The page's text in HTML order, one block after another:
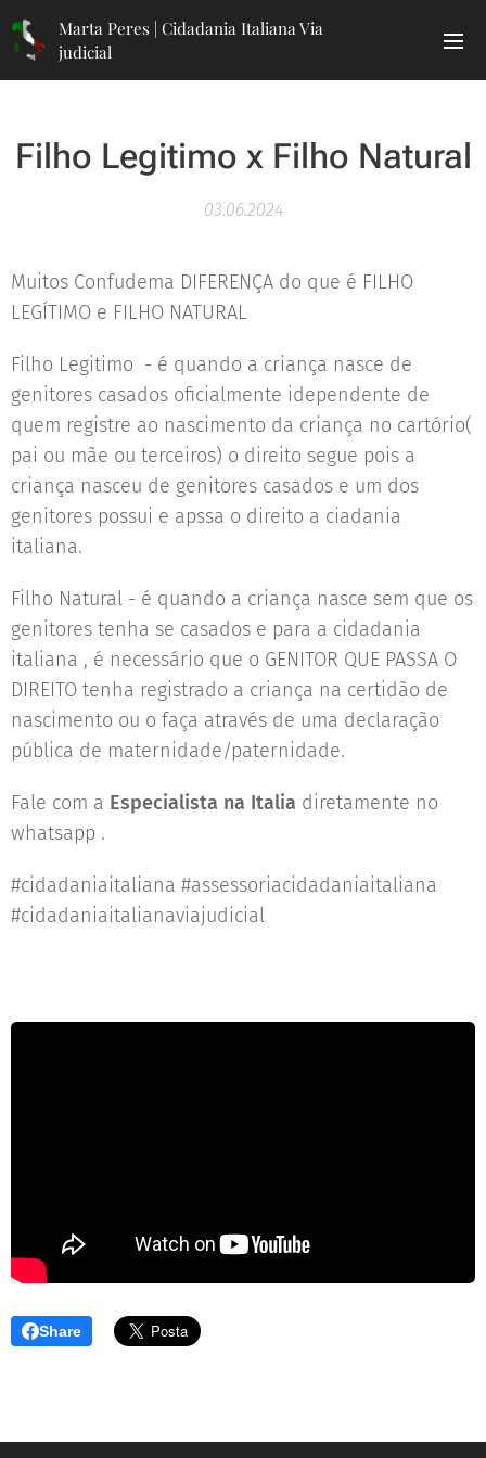
Marta Peres | Cidadania Italiana Via
judicial
Filho Legitimo x Filho Natural
03.06.2024
Muitos Confudema DIFERENÇA do que é FILHO
LEGÍTIMO e FILHO NATURAL
Filho Legitimo - é quando a criança nasce de
genitores casados oficialmente idependente de
quem registre ao nascimento da criança no cartório(
pai ou mãe ou terceiros) o direito segue pois a
criança nasceu de genitores casados e um dos
genitores possui e apssa o direito a ciadania
italiana.
Filho Natural - é quando a criança nasce sem que os
genitores tenha se casados e para a cidadania
italiana , é necessário que o GENITOR QUE PASSA O
DIREITO tenha registrado a criança na certidão de
nascimento ou o faça através de uma declaração
pública de maternidade/paternidade.
Fale com a Especialista na Italia diretamente no
whatsapp .
#cidadaniaitaliana #assessoriacidadaniaitaliana
#cidadaniaitalianaviajudicial
Share